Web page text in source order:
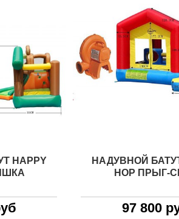
HAPPY
НАДУВНОЙ
HOP ПРЫГ-
97 800